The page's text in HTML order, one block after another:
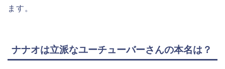
ます。
ナナオは立派なユーチューバーさんの本名は？